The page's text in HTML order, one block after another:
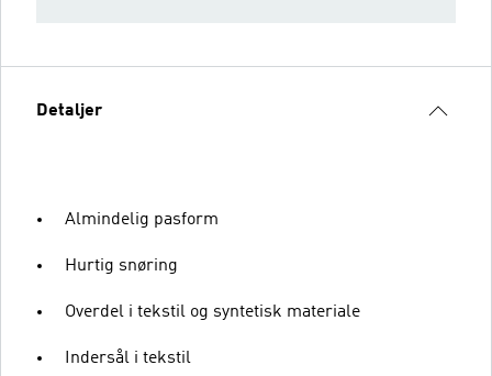
Detaljer
Almindelig pasform
Hurtig snøring
Overdel i tekstil og syntetisk materiale
Indersål i tekstil